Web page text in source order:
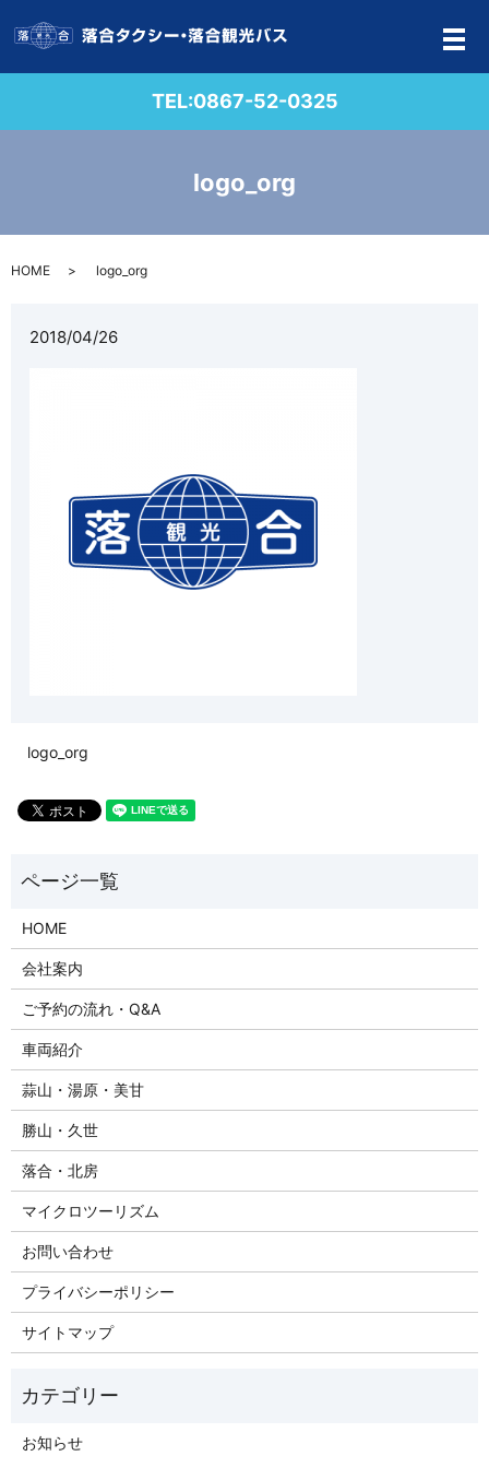
メ
TEL:0867-52-0325
logo_org
HOME logo_org
2018/04/26
logo_org
HOME
会社案内
ご予約の流れ・Q&A
車両紹介
蒜山・湯原・美甘
勝山・久世
落合・北房
マイクロツーリズム
お問い合わせ
プライバシーポリシー
サイトマップ
お知らせ